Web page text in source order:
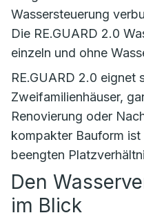
Wassersteuerung
Die RE.GUARD 2.0
einzeln und ohne
RE.GUARD 2.0 eignet
Zweifamilienhäuser,
Renovierung oder
kompakter Bauform
beengten
Den
im Blick